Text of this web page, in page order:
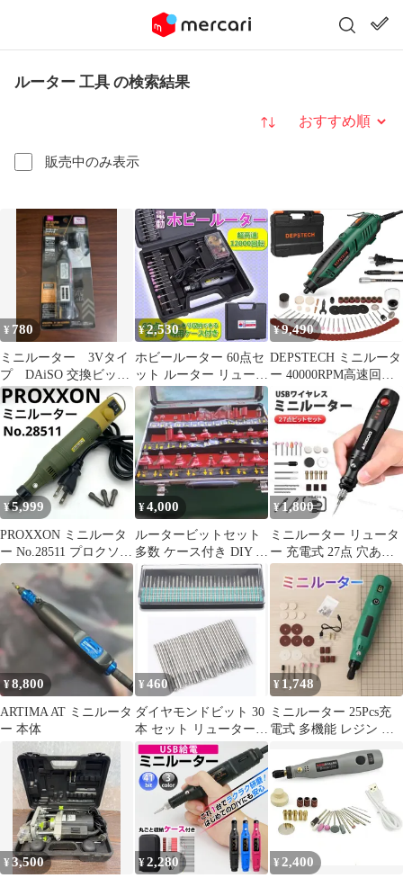
ルーター 工具 の検索結果
販売中のみ表示
並び替え
¥ 780
ミニルーター 3Vタイ
プ DAiSO 交換ビット
3本付
¥2,530
ホビールーター 60点セ
ット ルーター リュータ
ー 小型 マルチグライン
ダー 研磨 バリ取り 電
動 ハンドリューター 超
高速回転 彫刻 研磨 電
動 DIY
¥9,490
DEPSTECH ミニルータ
ー 40000RPM高速回転
128点アクセサリー 電
動リューター 6段変速
ハンドルーター シール
ドアタッチメント フレ
キシブルシャフト 木工/
彫刻/穴あけ/研磨/切断/
切削/つや出し/マニキュ
ア/汚れ落とし 1
27122c1f
¥5,999
PROXXON ミニルータ
ー No.28511 プロクソン
AC100V 無段階電子ス
ピードコントローラ採
用 1.0mm・2.35mm・
3mm各コレットチャッ
ク式 ガラス彫刻、一般
彫刻、彫金、模型工作
【動作ＯＫ】
¥4,000
ルータービットセット
多数 ケース付き DIY 工
具
¥1,800
ミニルーター リュータ
ー 充電式 27点 穴あけ
研磨 DIY レジン プラモ
¥8,800
ARTIMA AT ミニルータ
ー 本体
¥ 460
ダイヤモンドビット 30
本 セット リューター
ビット 研磨 ダイヤモン
ドポイント 工具 DIY 刃
やすり ダイヤモンド砥
石 ドリル ルーター
¥ 1,748
ミニルーター 25Pcs充
電式 多機能 レジン 切
削 ホビー 工具 ルータ
セット
¥3,500 ¥2,280 ¥ 2,400